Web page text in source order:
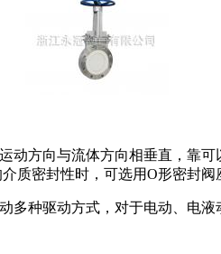
方向与流体方向相垂直，靠
质密封性时，可选用O形密封阀
种驱动方式，对于电动、电